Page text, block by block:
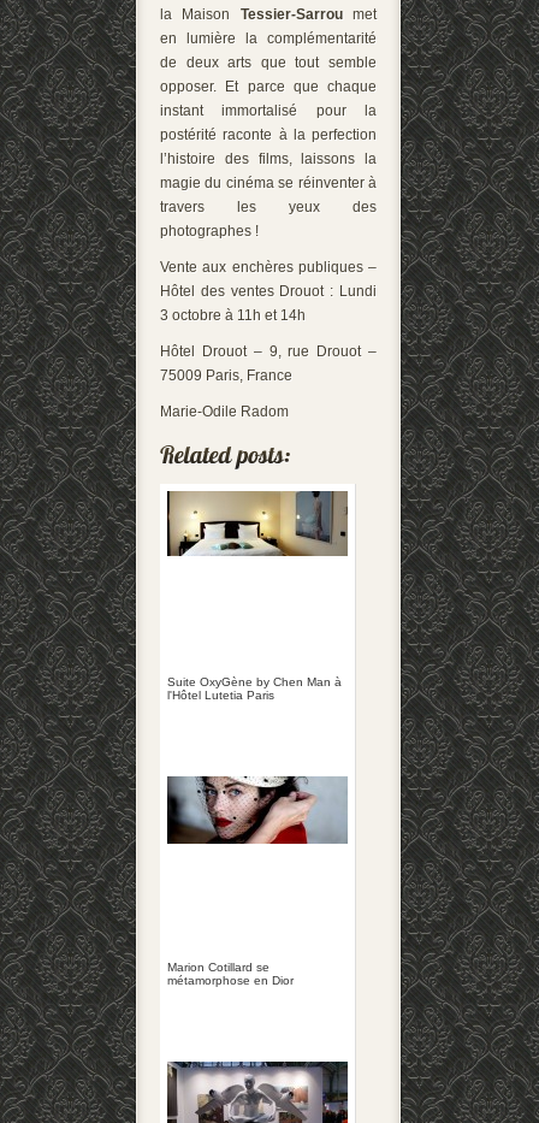
la Maison Tessier-Sarroumet
en lumière la complémentarité
de deux arts que tout semble
opposer. Et parce que chaque
instant immortalisé pour la
postérité raconte à la perfection
l’histoire des films, laissons la
magie du cinéma se réinventer à
travers les yeux des
photographes !
Vente aux enchères publiques –
Hôtel des ventes Drouot : Lundi
3 octobre à 11h et 14h
Hôtel Drouot – 9, rue Drouot –
75009 Paris, France
Marie-Odile Radom
Suite OxyGène by Chen Man à
l'Hôtel Lutetia Paris
Marion Cotillard se
métamorphose en Dior